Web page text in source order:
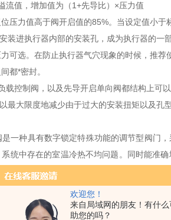
欢迎您！
来自局域网的朋友！有什
助您的吗？
流值，增加值为（1+先导比）×压力值
压力值高于阀开启值的85%。当设定值小于
装进执行器内部的安装孔，成为执行器的一
可选。在防止执行器气穴现象的时候，推荐
都*密封。
载控制阀，以及先导开启单向阀都结构上可
最大限度地减少由于过大的安装扭矩以及孔
是一种具有数字锁定特殊功能的调节型阀门
统中存在的室温冷热不均问题。同时能准
启度指示、开度锁定装置及用于流量测定
将系统的总水量控制在合理的范围内、从而
的工作原理：SUN平衡阀带先导